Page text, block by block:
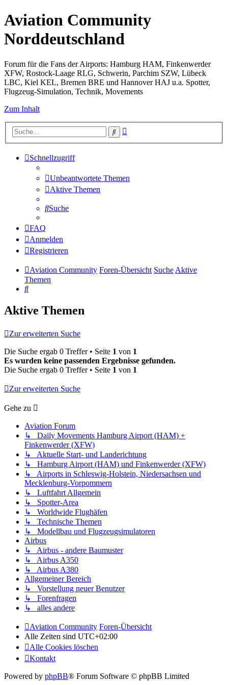
Aviation Community
Norddeutschland
Forum für die Fans der Airports: Hamburg HAM, Finkenwerder
XFW, Rostock-Laage RLG, Schwerin, Parchim SZW, Lübeck
LBC, Kiel KEL, Bremen BRE und Hannover HAJ u.a. Spotter,
Flugzeug-Simulation, Technik, Movements
Zum Inhalt
Suche
Schnellzugriff
Unbeantwortete Themen
Aktive Themen
Suche
FAQ
Anmelden
Registrieren
Aviation Community Foren-Übersicht SucheAktive
Themen
Suche
Aktive Themen
Zur erweiterten Suche
Die Suche ergab 0 Treffer • Seite 1 von 1
Es wurden keine passenden Ergebnisse gefunden.
Die Suche ergab 0 Treffer • Seite 1 von 1
Zur erweiterten Suche
Gehe zu
Aviation Forum
↳ Daily Movements Hamburg Airport (HAM) +
Finkenwerder (XFW)
↳ Aktuelle Start- und Landerichtung
↳ Hamburg Airport (HAM) und Finkenwerder (XFW)
↳ Airports in Schleswig-Holstein, Niedersachsen und
Mecklenburg-Vorpommern
↳ Luftfahrt Allgemein
↳ Spotter-Area
↳ Worldwide Flughäfen
↳ Technische Themen
↳ Modellbau und Flugzeugsimulatoren
Airbus
↳ Airbus - andere Baumuster
↳ Airbus A350
↳ Airbus A380
Allgemeiner Bereich
↳ Vorstellung neuer Benutzer
↳ Forenfragen
↳ alles andere
Aviation Community Foren-Übersicht
Alle Zeiten sind UTC+02:00
Alle Cookies löschen
Kontakt
Powered by phpBB® Forum Software © phpBB Limited